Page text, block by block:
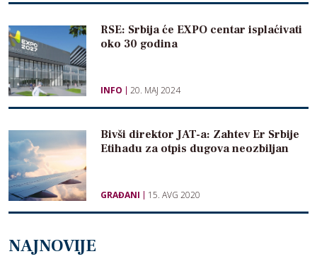
RSE: Srbija će EXPO centar isplaćivati
oko 30 godina
INFO 20. MAJ 2024
Bivši direktor JAT-a: Zahtev Er Srbije
Etihadu za otpis dugova neozbiljan
GRAĐANI 15. AVG 2020
NAJNOVIJE